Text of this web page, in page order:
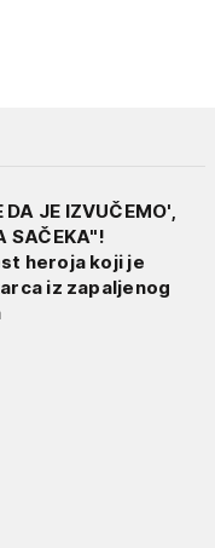
JE IZVUČEMO',
SAČEKA"!
heroja koji je
iz zapaljenog